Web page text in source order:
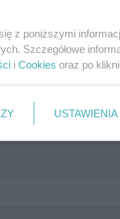
myślisz o:
z poniższymi
Szczegółowe
i Cookies oraz po
USTAWIENIA